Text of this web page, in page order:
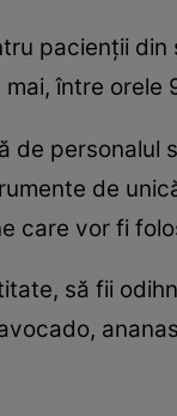
pacienţii
între orele
de personalul
de
care vor fi
să fii